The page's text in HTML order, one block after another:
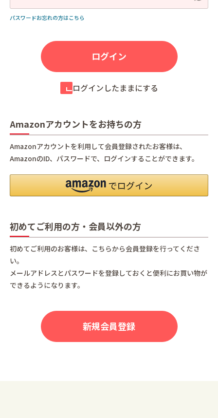
パスワードお忘れの方はこちら
ログインしたままにする
Amazonアカウントをお持ちの方
Amazonアカウントを利用して会員登録されたお客様は、
AmazonのID、パスワードで、ログインすることができます。
初めてご利用の方・会員以外の方
初めてご利用のお客様は、こちらから会員登録を行ってくださ
い。
メールアドレスとパスワードを登録しておくと便利にお買い物が
できるようになります。